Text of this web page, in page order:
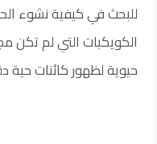
للبحث في كيفية نشوء
الكويكبات التي لم تكن
حيوية لظهور كائنات حية